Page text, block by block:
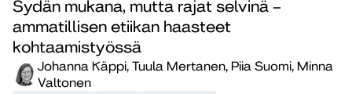
Sydän mukana, mutta rajat selvinä –
ammatillisen etiikan haasteet
kohtaamistyössä
Johanna Käppi, Tuula Mertanen, Piia Suomi, Minna
Valtonen